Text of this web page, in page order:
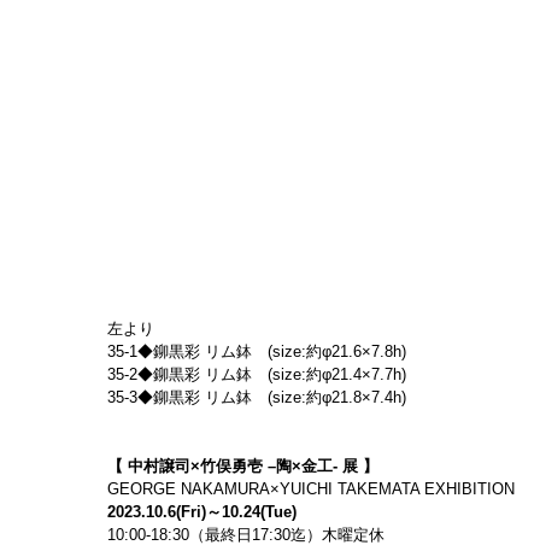
左より
35-1◆鉚黒彩 リム鉢　(size:約φ21.6×7.8h)
35-2◆鉚黒彩 リム鉢　(size:約φ21.4×7.7h)
35-3◆鉚黒彩 リム鉢　(size:約φ21.8×7.4h)
【 中村譲司×竹俣勇壱 –陶×金工- 展 】
GEORGE NAKAMURA×YUICHI TAKEMATA EXHIBITION
2023.10.6(Fri)～10.24(Tue)
10:00-18:30（最終日17:30迄）木曜定休